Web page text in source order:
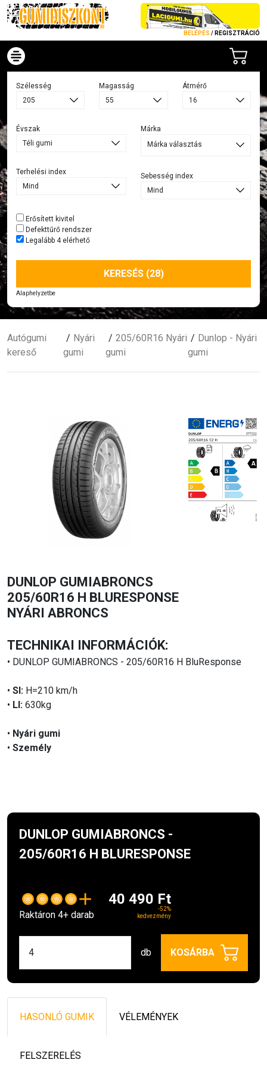
BELÉPÉS / REGISZTRÁCIÓ
Szélesség Magasság Átmérő
Évszak
Terhelési index
Márka
Márka választás
Sebesség index
Erősített kivitel
Defekttűrő rendszer
Legalább 4 elérhető
KERESÉS (28)
Alaphelyzetbe
Autógumi
kereső
Nyári
gumi
205/60R16 Nyári
gumi
Dunlop - Nyári
gumi
DUNLOP GUMIABRONCS
205/60R16 H BLURESPONSE
NYÁRI ABRONCS
TECHNIKAI INFORMÁCIÓK:
• DUNLOP GUMIABRONCS - 205/60R16 H BluResponse
• SI: H=210 km/h
• LI: 630kg
• Nyári gumi
• Személy
DUNLOP GUMIABRONCS -
205/60R16 H BLURESPONSE
Raktáron 4+ darab
40 490 Ft
-52%
kedvezmény
db KOSÁRBA
HASONLÓ GUMIK VÉLEMÉNYEK
FELSZERELÉS